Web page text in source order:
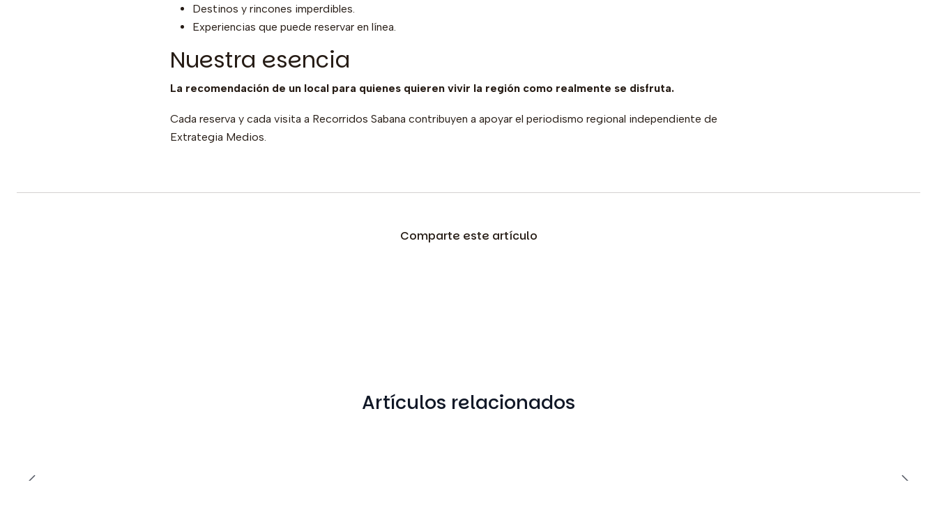
Destinos y rincones imperdibles.
Experiencias que puede reservar en línea.
Nuestra esencia
La recomendación de un local para quienes quieren vivir la región como realmente se disfruta.
Cada reserva y cada visita a Recorridos Sabana contribuyen a apoyar el periodismo regional independiente de
Extrategia Medios.
Comparte este artículo
Artículos relacionados